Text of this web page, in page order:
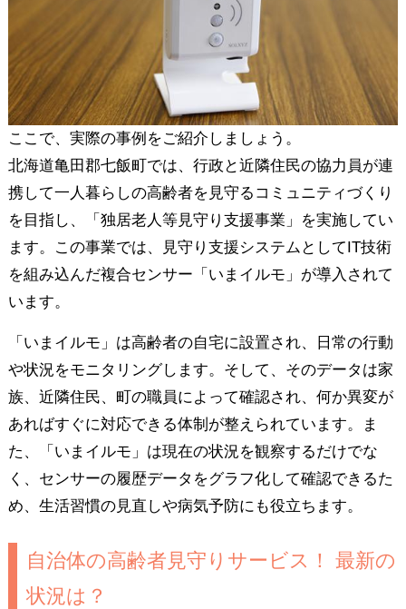
ここで、実際の事例をご紹介しましょう。
北海道亀田郡七飯町では、行政と近隣住民の協力員が連
携して一人暮らしの高齢者を見守るコミュニティづくり
を目指し、「独居老人等見守り支援事業」を実施してい
ます。この事業では、見守り支援システムとしてIT技術
を組み込んだ複合センサー「いまイルモ」が導入されて
います。
「いまイルモ」は高齢者の自宅に設置され、日常の行動
や状況をモニタリングします。そして、そのデータは家
族、近隣住民、町の職員によって確認され、何か異変が
あればすぐに対応できる体制が整えられています。ま
た、「いまイルモ」は現在の状況を観察するだけでな
く、センサーの履歴データをグラフ化して確認できるた
め、生活習慣の見直しや病気予防にも役立ちます。
自治体の高齢者見守りサービス！ 最新の
状況は？